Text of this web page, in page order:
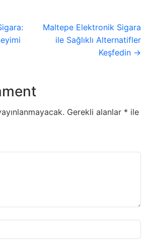
Maltepe Elektronik Sigara
ile Sağlıklı Alternatifler
Keşfedin →
Gerekli alanlar * ile